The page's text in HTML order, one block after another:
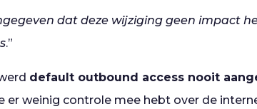
dat deze wijziging geen impact
.”
default outbound access nooit
er weinig controle mee hebt over de